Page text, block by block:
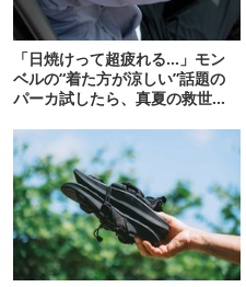
「日焼けって超疲れる…」モン
ベルの“着た方が涼しい”話題の
パーカ試したら、真夏の救世主